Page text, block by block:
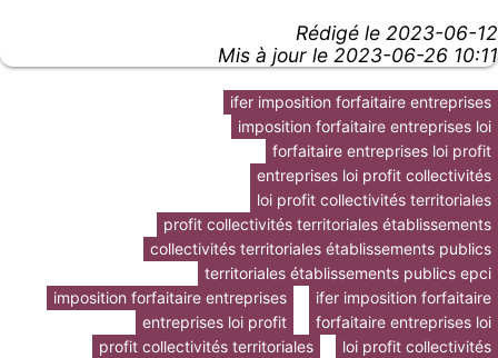
Rédigé le 2023-06-12
Mis à jour le 2023-06-26 10:11
ifer imposition forfaitaire entreprises
imposition forfaitaire entreprises loi
forfaitaire entreprises loi profit
entreprises loi profit collectivités
loi profit collectivités territoriales
profit collectivités territoriales établissements
collectivités territoriales établissements publics
territoriales établissements publics epci
ifer imposition forfaitaire
imposition forfaitaire entreprises
forfaitaire entreprises loi
entreprises loi profit
loi profit collectivités
profit collectivités territoriales